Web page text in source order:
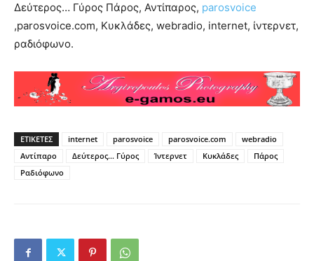
Δεύτερος… Γύρος Πάρος, Αντίπαρος, parosvoice
,parosvoice.com, Κυκλάδες, webradio, internet, ίντερνετ,
ραδιόφωνο.
ΕΤΙΚΕΤΕΣ internet parosvoice parosvoice.com
webradio
Αντίπαρο
Δεύτερος… Γύρος Ίντερνετ Κυκλάδες
Πάρος
Ραδιόφωνο